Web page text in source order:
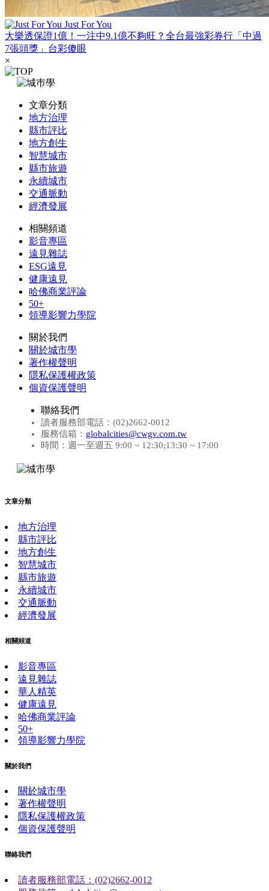
Just For You
大樂透保證1億！一注中9.1億不夠旺？全台最強彩券行「中過
7張頭獎」台彩傻眼
×
文章分類
地方治理
縣市評比
地方創生
智慧城市
縣市旅遊
永續城市
交通脈動
經濟發展
相關頻道
影音專區
遠見雜誌
ESG遠見
健康遠見
哈佛商業評論
50+
領導影響力學院
關於我們
關於城市學
著作權聲明
隱私保護權政策
個資保護聲明
聯絡我們
讀者服務部電話：(02)2662-0012
服務信箱： globalcities@cwgv.com.tw
時間：週一至週五 9:00 ~ 12:30;13:30 ~ 17:00
文章分類
地方治理
縣市評比
地方創生
智慧城市
縣市旅遊
永續城市
交通脈動
經濟發展
相關頻道
影音專區
遠見雜誌
華人精英
健康遠見
哈佛商業評論
50+
領導影響力學院
關於我們
關於城市學
著作權聲明
隱私保護權政策
個資保護聲明
聯絡我們
讀者服務部電話：(02)2662-0012